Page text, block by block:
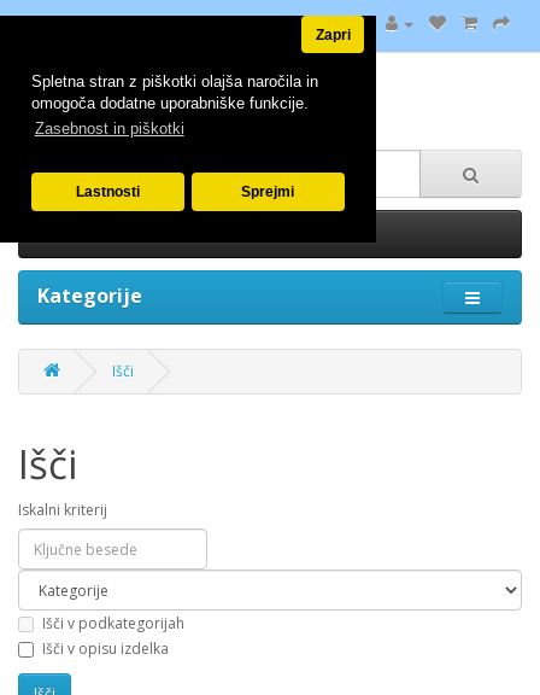
Spletna stran z piškotki olajša naročila in
omogoča dodatne uporabniške funkcije.
Zasebnost in piškotki
Zapri
Lastnosti Sprejmi
Kategorije
Išči
Išči
Iskalni kriterij
Išči v podkategorijah
Išči v opisu izdelka